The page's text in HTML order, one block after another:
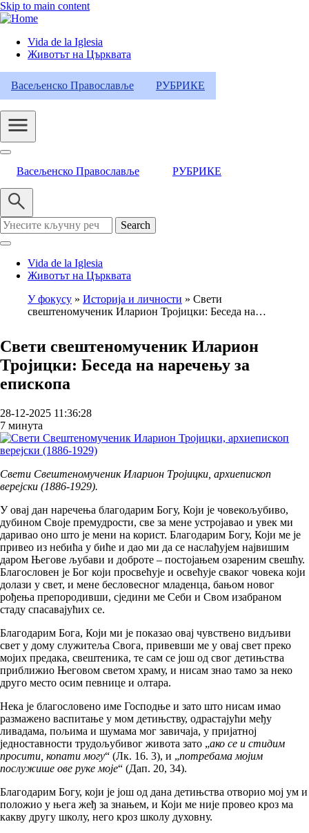
Skip to main content
Header
Category
Menu
Vida de la Iglesia
Животът на Църквата
Васељенско Православље РУБРИКЕ
Васељенско Православље РУБРИКЕ
Search
Vida de la Iglesia
Животът на Църквата
Breadcrumb
У фокусу Историја и личности
Свети
свештеномученик Иларион Тројицки: Беседа на…
Свети свештеномученик Иларион
Тројицки: Беседа на наречењу за
епископа
28-12-2025 11:36:28
7 минута
Свети Свештеномученик Иларион Тројицки, архиепископ
верејски (1886-1929).
У овај дан наречења благодарим Богу, Који је човекољубиво,
дубином Своје премудрости, све за мене устројавао и увек ми
даривао оно што је мени на корист. Благодарим Богу, Који ме је
привео из небића у биће и дао ми да се наслађујем највишим
даром Његове љубави и доброте – постојањем озареним свешћу.
Благословен је Бог који просвећује и освећује сваког човека који
долази у свет, и мене бесловесног младенца, бањом новог
рођења препородивши, сједини ме Себи и Свом изабраном
стаду спасавајућих се.
Благодарим Бога, Који ми је показао овај чувствено видљиви
свет у дому служитеља Свога, привевши ме у овај свет преко
мојих предака, свештеника, те сам се још од свог детињства
приближио Његовом светом храму, и нисам знао тамо за неко
друго место осим певнице и олтара.
Нека је благословено име Господње и зато што нисам имао
размажено васпитање у мом детињству, одрастајући међу
ливадама, пољима и шумама мог завичаја, у пријатној
једноставности трудољубивог живота зато „ако се и стидим
просити, копати могу“ (Лк. 16. 3), и „потребама мојим
послужише ове руке моје“ (Дап. 20, 34).
Благодарим Богу, који је још од дана детињства отворио мој ум и
положио у њега жеђ за знањем, и Који ме није провео кроз ма
какву другу школу, него кроз школу духовну.